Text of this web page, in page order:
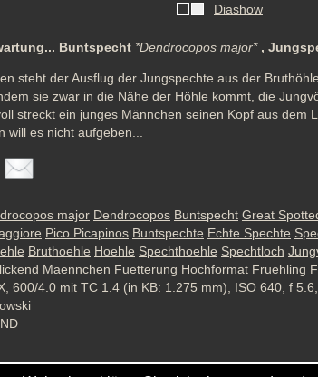
Diashow
Buntspecht *Dendrocopos major*,
steht der Ausflug der Jungspechte aus der
sie zwar in die Nähe der Höhle kommt, die
streckt ein junges Männchen seinen Kopf aus dem
es nicht aufgeben...
major Dendrocopos Buntspecht Great
Pico Picapinos Buntspechte Echte Spechte
Bruthoehle Hoehle Spechthoehle Spechtloch
Maennchen Fuetterung Hochformat Fruehling
600/4.0 mit TC 1.4 (in KB: 1.275 mm), ISO 640, f